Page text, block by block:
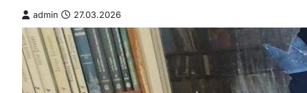
admin 27.03.2026